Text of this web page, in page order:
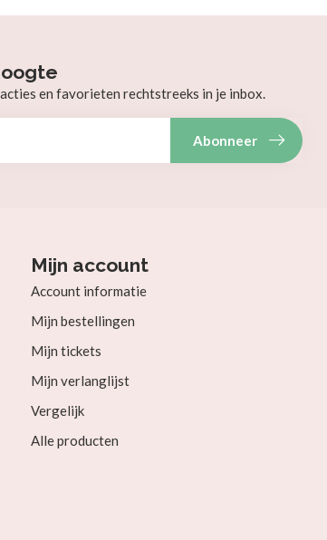
en favorieten rechtstreeks in je inbox.
Abonneer
Mijn account
Account informatie
Mijn bestellingen
Mijn tickets
Mijn verlanglijst
Vergelijk
Alle producten